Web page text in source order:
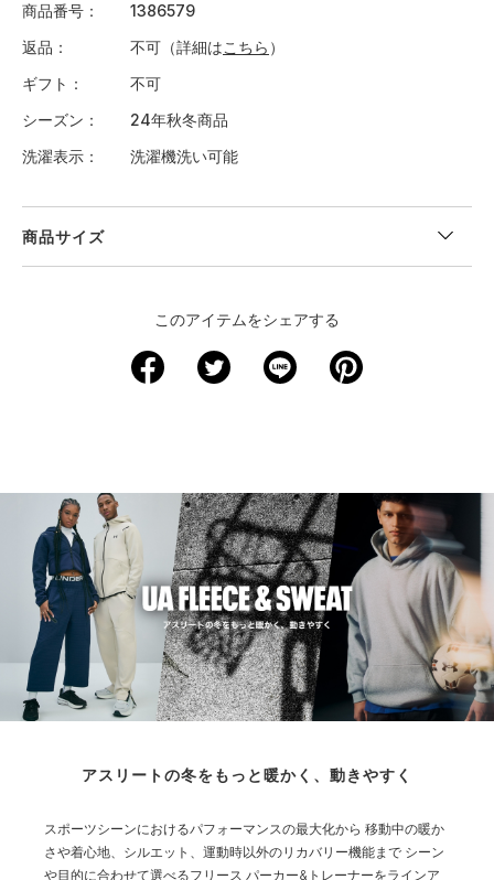
商品番号
1386579
返品
不可（詳細はこちら ）
ギフト
不可
シーズン
24年秋冬商品
洗濯表示
洗濯機洗い可能
商品サイズ
67.5 53.5 44
XL 73.5 61 47.5 66.5
2XL 76 63.5 49
3XL 66 50
※注意事項
商品は、独自の採寸方法により採寸されています。商品生地の特
このアイテムをシェアする
アスリートの冬をもっと暖かく、動きやすく
スポーツシーンにおけるパフォーマンスの最大化から 移動中の暖か
さや着心地、シルエット、運動時以外のリカバリー機能まで シーン
や目的に合わせて選べるフリース パーカー&トレーナーをラインア